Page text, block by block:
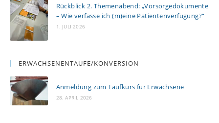
Rückblick 2. Themenabend: „Vorsorgedokumente
– Wie verfasse ich (m)eine Patientenverfügung?“
1. JULI 2026
ERWACHSENENTAUFE/KONVERSION
Anmeldung zum Taufkurs für Erwachsene
28. APRIL 2026